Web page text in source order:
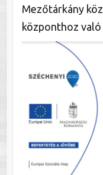
Mezőtárkány
központhoz való